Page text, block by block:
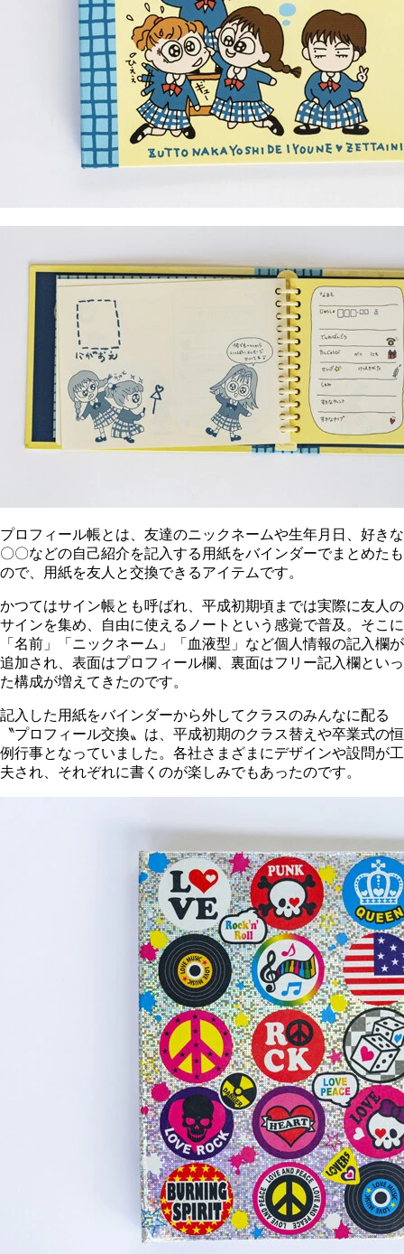
プロフィール帳とは、友達のニックネームや生年月日、好きな
〇〇などの自己紹介を記入する用紙をバインダーでまとめたも
ので、用紙を友人と交換できるアイテムです。
かつてはサイン帳とも呼ばれ、平成初期頃までは実際に友人の
サインを集め、自由に使えるノートという感覚で普及。そこに
「名前」「ニックネーム」「血液型」など個人情報の記入欄が
追加され、表面はプロフィール欄、裏面はフリー記入欄といっ
た構成が増えてきたのです。
記入した用紙をバインダーから外してクラスのみんなに配る
〝プロフィール交換〟は、平成初期のクラス替えや卒業式の恒
例行事となっていました。各社さまざまにデザインや設問が工
夫され、それぞれに書くのが楽しみでもあったのです。